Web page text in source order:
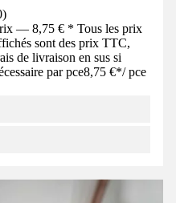
)
— 8,75 € * Tous les prix
sont des prix TTC,
de livraison en sus si
par pce8,75 €*/ pce